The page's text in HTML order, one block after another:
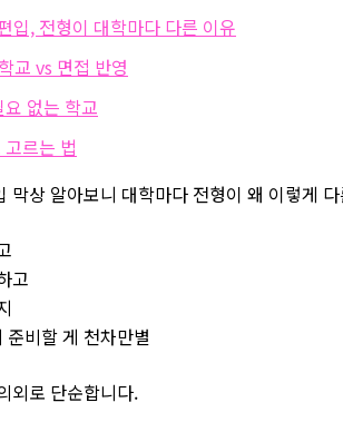
입, 전형이 대학마다 다른 이유
교 vs 면접 반영
없는 학교
르는 법
막상 알아보니 대학마다 전형이 왜 이렇게
고
비할 게 천차만별
외로 단순합니다.